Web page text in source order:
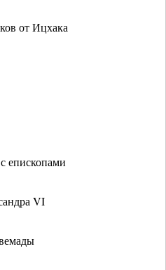
от Ицхака
епископами
VI